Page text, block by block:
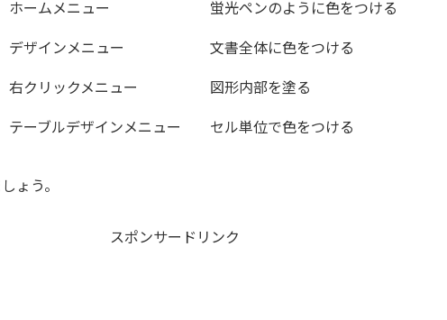
ホームメニュー
蛍光ペンのように色をつける
デザインメニュー
文書全体に色をつける
右クリックメニュー
図形内部を塗る
テーブルデザインメニュー セル単位で色をつける
ょう。
スポンサードリンク